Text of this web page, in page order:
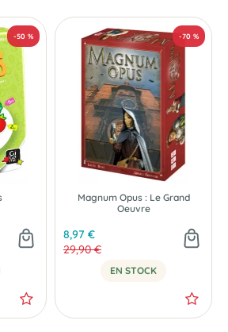
Magnum Opus : Le Grand
Oeuvre
8,97 €
29,90 €
EN STOCK